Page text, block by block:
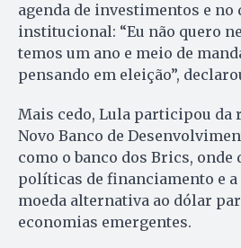
agenda de investimentos e no
institucional: “Eu não quero
temos um ano e meio de
pensando em eleição”,
Mais cedo, Lula participou da
Novo Banco de
como o banco dos Brics, onde
políticas de financiamento e a
moeda alternativa ao dólar
economias emergentes.